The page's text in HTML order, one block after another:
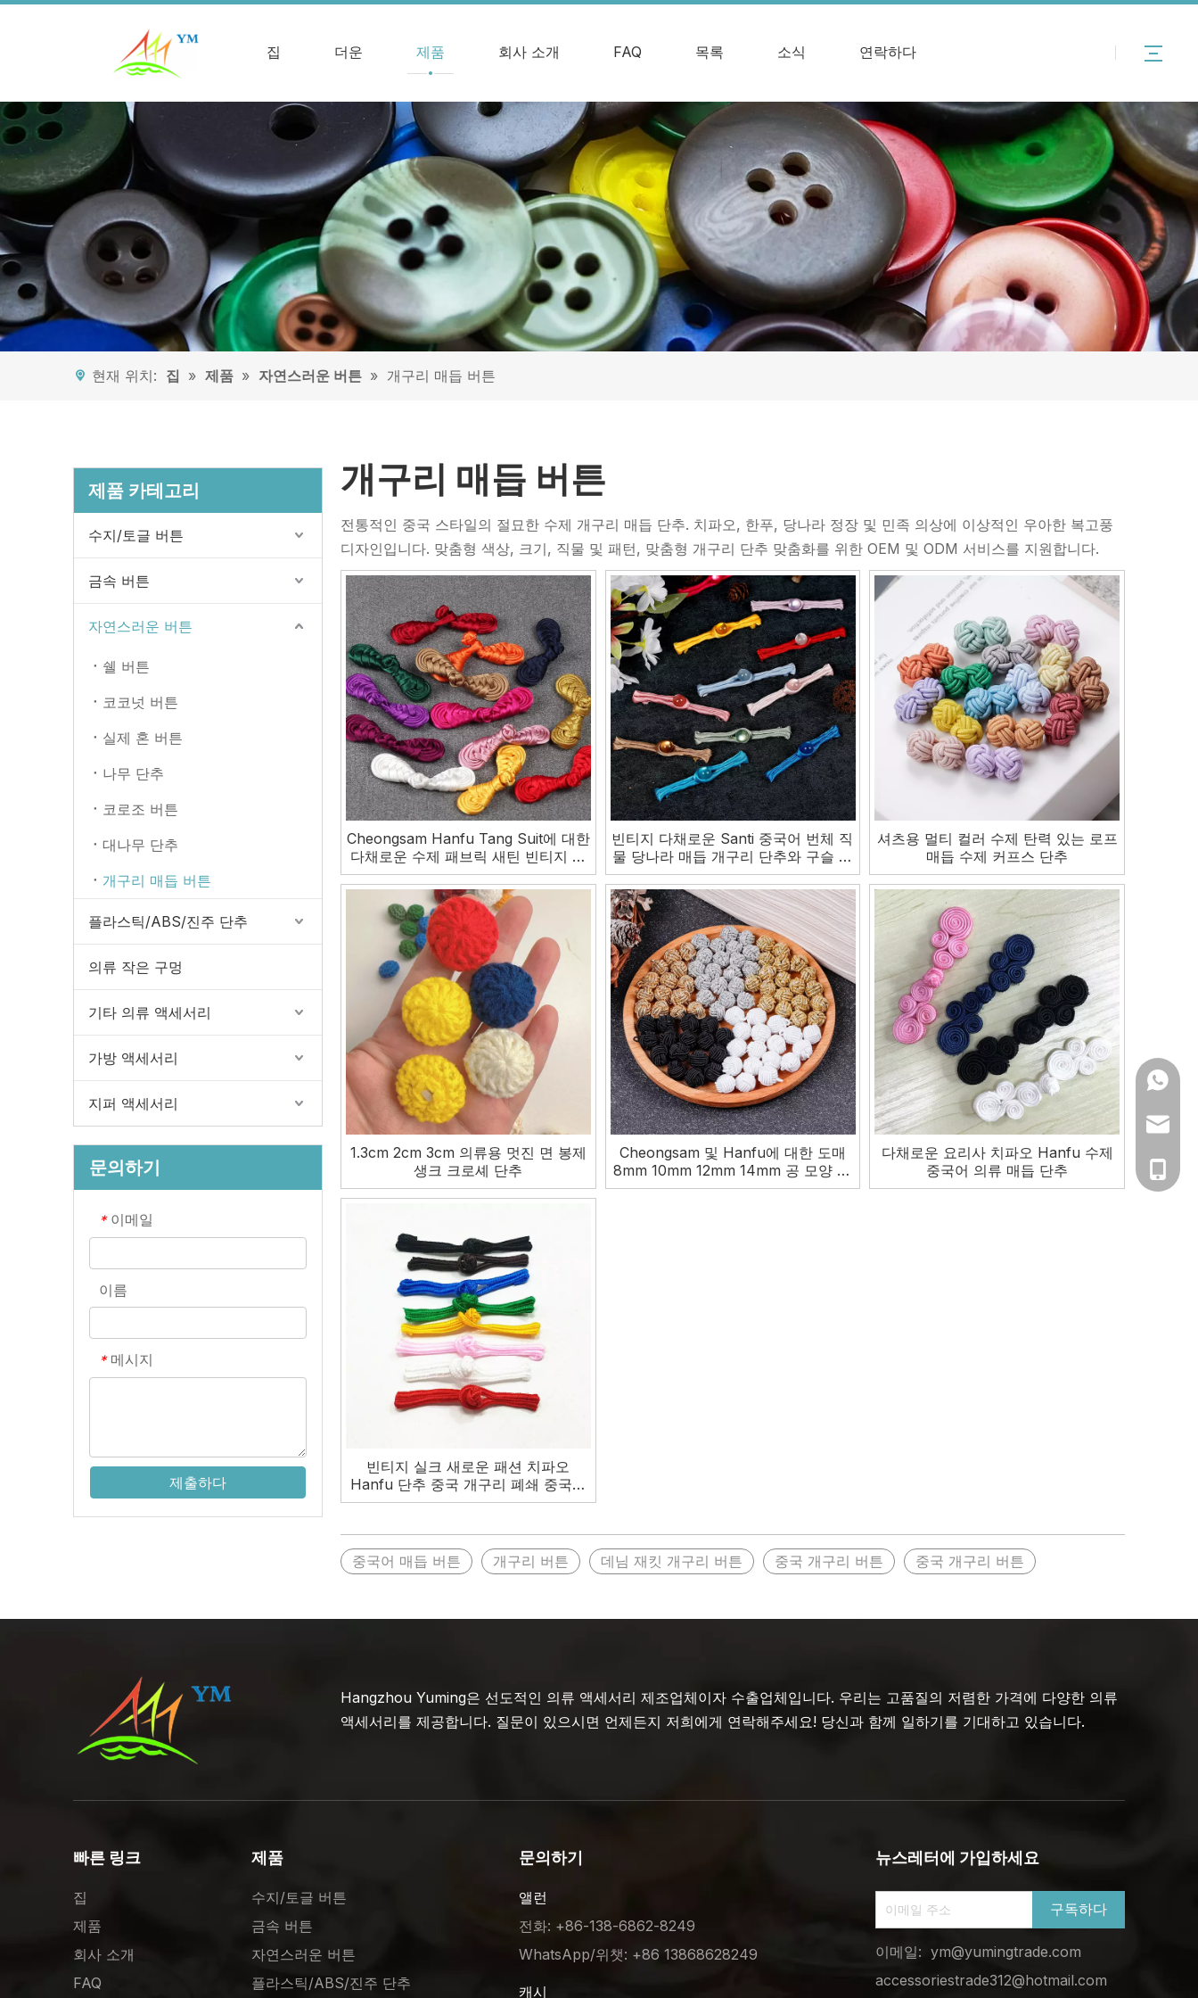
집 더운 제품 회사 소개 FAQ 목록 소식 연락하다
현재 위치: 집 » 제품 » 자연스러운 버튼 » 개구리 매듭 버튼
제품 카테고리
수지/토글 버튼
금속 버튼
자연스러운 버튼
쉘 버튼
코코넛 버튼
실제 혼 버튼
나무 단추
코로조 버튼
대나무 단추
개구리 매듭 버튼
플라스틱/ABS/진주 단추
의류 작은 구멍
기타 의류 액세서리
가방 액세서리
지퍼 액세서리
문의하기
* 이메일
이름
* 메시지
제출하다
개구리 매듭 버튼
전통적인 중국 스타일의 절묘한 수제 개구리 매듭 단추. 치파오, 한푸, 당나라 정장 및 민족 의상에 이상적인 우아한 복고풍
디자인입니다. 맞춤형 색상, 크기, 직물 및 패턴, 맞춤형 개구리 단추 맞춤화를 위한 OEM 및 ODM 서비스를 지원합니다.
Cheongsam Hanfu Tang Suit에 대한
다채로운 수제 패브릭 새틴 빈티지 중
국어 번체 매듭 버튼
빈티지 다채로운 Santi 중국어 번체 직
물 당나라 매듭 개구리 단추와 구슬 장
식
셔츠용 멀티 컬러 수제 탄력 있는 로프
매듭 수제 커프스 단추
1.3cm 2cm 3cm 의류용 멋진 면 봉제
생크 크로셰 단추
Cheongsam 및 Hanfu에 대한 도매
8mm 10mm 12mm 14mm 공 모양 빈
티지 아크릴 정강이 단추
다채로운 요리사 치파오 Hanfu 수제
중국어 의류 매듭 단추
빈티지 실크 새로운 패션 치파오
Hanfu 단추 중국 개구리 폐쇄 중국어
매듭 단추
중국어 매듭 버튼 개구리 버튼 데님 재킷 개구리 버튼 중국 개구리 버튼 중국 개구리 버튼
Hangzhou Yuming은 선도적인 의류 액세서리 제조업체이자 수출업체입니다. 우리는 고품질의 저렴한 가격에 다양한 의류
액세서리를 제공합니다. 질문이 있으시면 언제든지 저희에게 연락해주세요! 당신과 함께 일하기를 기대하고 있습니다.
빠른 링크
집
제품
회사 소개
FAQ
제품
수지/토글 버튼
금속 버튼
자연스러운 버튼
플라스틱/ABS/진주 단추
문의하기
앨런
전화: +86-138-6862-8249
WhatsApp/위챗: +86 13868628249
캐시
뉴스레터에 가입하세요
구독하다
이메일: ym@yumingtrade.com
accessoriestrade312@hotmail.com
+86
+86
0138-